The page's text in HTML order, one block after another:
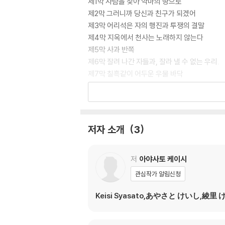
제2막 그러니까 당신과 친구가 되겠어
제3막 어리석은 자의 행진과 투쟁의 결말
제4막 지옥에서 천사는 노래하지 않는다
제5막 사과 반쪽
제6막 잘려 나간 자들과, 잘라 낼 수 없는 우리.
제7막 칠흑같이 어두운 우물 바닥
제8막 거짓된 성녀와 무고한 양
에필로그 2
저자 소개 3
저 아야사토 케이시
관심작가 알림신청
Keisi Syasato,あやさと けいし,綾里